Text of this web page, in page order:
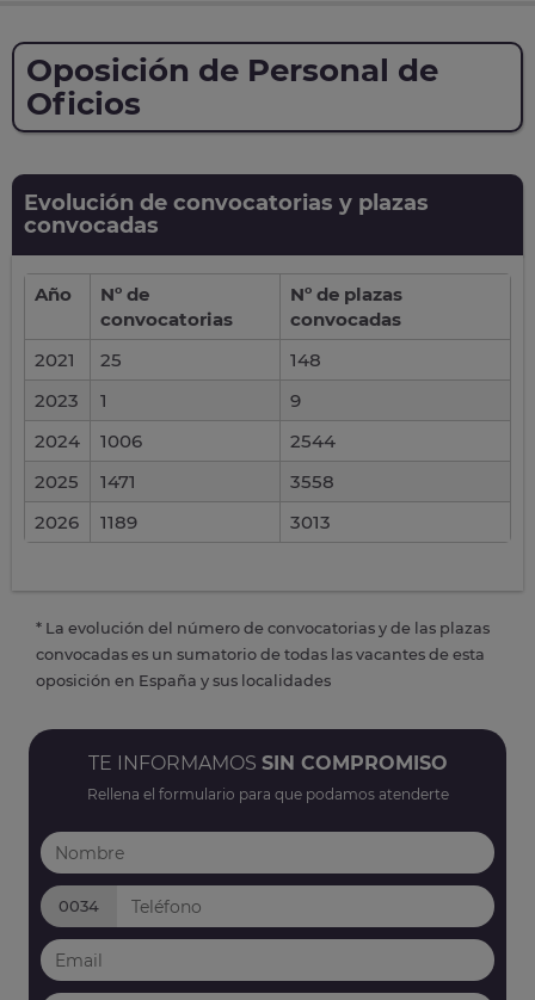
Oposición de Personal de
Oficios
Evolución de convocatorias y plazas
convocadas
Año
Nº de
convocatorias
Nº de plazas
convocadas
2021
25
148
2023
1
9
2024
1006
2544
2025
1471
3558
2026
1189 3013
* La evolución del número de convocatorias y de las plazas
convocadas es un sumatorio de todas las vacantes de esta
oposición en España y sus localidades
TE INFORMAMOS SIN COMPROMISO
Rellena el formulario para que podamos atenderte
0034